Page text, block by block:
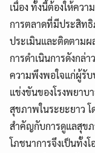
เนื่อง ทั้งนี้ต้องให้คว
การตลาดที่มีประสิท
ประเมินและติดตาม
การดำเนินการดังกล่
ความพึงพอใจแก่ผู้รับ
แข่งขันของโรงพยา
สุขภาพในระยะยาว
สำคัญกับการดูแลสุข
โภชนาการจึงเป็นทั้ง